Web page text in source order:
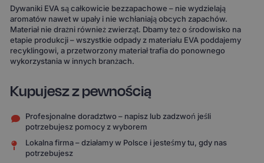
Dywaniki EVA są całkowicie bezzapachowe – nie wydzielają
aromatów nawet w upały i nie wchłaniają obcych zapachów.
Materiał nie drażni również zwierząt. Dbamy też o środowisko na
etapie produkcji – wszystkie odpady z materiału EVA poddajemy
recyklingowi, a przetworzony materiał trafia do ponownego
wykorzystania w innych branżach.
Kupujesz z pewnością
Profesjonalne doradztwo – napisz lub zadzwoń jeśli
potrzebujesz pomocy z wyborem
Lokalna firma – działamy w Polsce i jesteśmy tu, gdy nas
potrzebujesz